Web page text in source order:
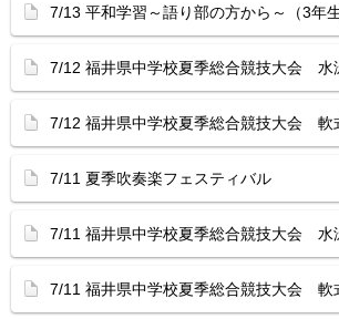
7/13 平和学習～語り部の方から～（3年生
7/12 福井県中学校夏季総合競技大会 水
7/12 福井県中学校夏季総合競技大会 軟
7/11 夏季吹奏楽フェスティバル
7/11 福井県中学校夏季総合競技大会 水
7/11 福井県中学校夏季総合競技大会 軟